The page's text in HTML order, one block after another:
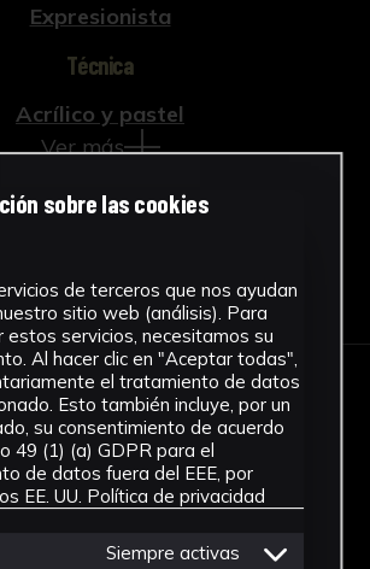
Expresionista
Técnica
Acrílico y pastel
Ver más
Descargar Ficha
IMÁGENES
sobre las cookies
de terceros que nos ayudan
sitio web (análisis). Para
estos servicios, necesitamos su
Al hacer clic en "Aceptar todas",
el tratamiento de datos
Esto también incluye, por un
su consentimiento de acuerdo
49 (1) (a) GDPR para el
de datos fuera del EEE, por
EE. UU. Política de privacidad
Siempre activas